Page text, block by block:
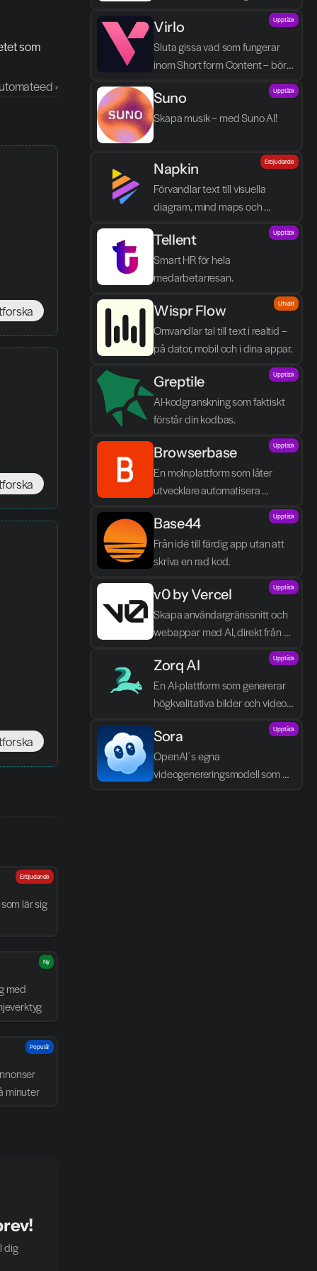
som
›
lär sig
Erbjudande
med
Ny
minuter
Populär
dig
processen blir enklare, tydligare
och mindre tidskrävande.
Virlo
Sluta gissa vad som fungerar
inom Short form Content – börja
Upptäck
Suno
Skapa musik – med Suno AI!
Upptäck
Napkin
Förvandlar text till visuella
diagram, mind maps och
infographics på några sekunder.
Erbjudande
Tellent
Smart HR för hela
medarbetarresan.
Upptäck
Wispr Flow
Omvandlar tal till text i realtid –
på dator, mobil och i dina appar.
Utvald
Greptile
AI-kodgranskning som faktiskt
förstår din kodbas.
Upptäck
Browserbase
En molnplattform som låter
utvecklare automatisera
webbläsaruppgifter och bygga
AI-agenter utan egen
infrastruktur.
Upptäck
Base44
Från idé till färdig app utan att
skriva en rad kod.
Upptäck
v0 by Vercel
Skapa användargränssnitt och
webappar med AI, direkt från
Upptäck
Zorq AI
En AI-plattform som genererar
högkvalitativa bilder och videor
Upptäck
Sora
OpenAI´s egna
videogenereringsmodell som
Upptäck